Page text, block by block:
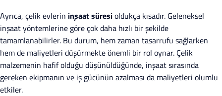
Ayrıca, çelik evlerin inşaat süresioldukça kısadır. Geleneksel
inşaat yöntemlerine göre çok daha hızlı bir şekilde
tamamlanabilirler. Bu durum, hem zaman tasarrufu sağlarken
hem de maliyetleri düşürmekte önemli bir rol oynar. Çelik
malzemenin hafif olduğu düşünüldüğünde, inşaat sırasında
gereken ekipmanın ve iş gücünün azalması da maliyetleri olumlu
etkiler.